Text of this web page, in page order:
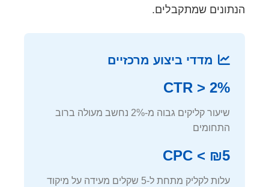
הנתונים שמתקבלים.
מדדי ביצוע מרכזיים
CTR > 2%
שיעור קליקים גבוה מ-2% נחשב מעולה ברוב
התחומים
CPC < ₪5
עלות לקליק מתחת ל-5 שקלים מעידה על מיקוד